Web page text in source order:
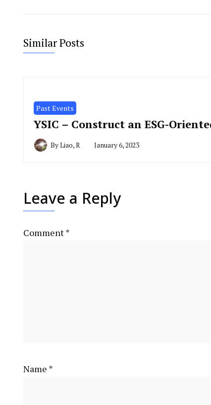
Similar Posts
Past Events
YSIC – Construct an ESG-
ByLiao, R January 6, 2023
Leave a Reply
Comment*
Name *